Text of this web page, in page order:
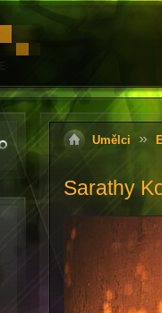
Umělci
Sarathy